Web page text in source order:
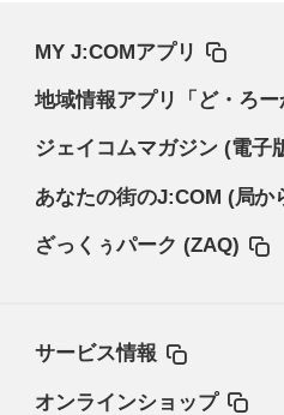
MY J:COMアプリ
地域情報アプリ「ど・ろー
ジェイコムマガジン (電子
あなたの街のJ:COM (局か
ざっくぅパーク (ZAQ)
サービス情報
オンラインショップ